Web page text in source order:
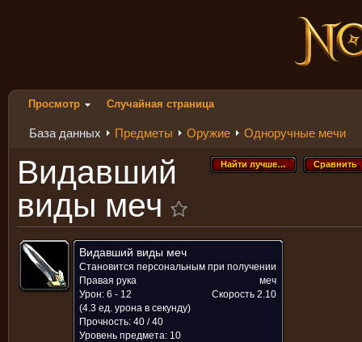
Просмотр Случайная страница
База данных Предметы Оружие Одноручные мечи
Сравнить
Сравнить
Найти лучше…
Найти лучше…
Видавший
виды меч
Видавший виды меч
Становится персональным при получении
Правая рука
меч
Урон: 6 - 12
Скорость 2.10
(4.3 ед. урона в секунду)
Прочность: 40 / 40
Уровень предмета: 10